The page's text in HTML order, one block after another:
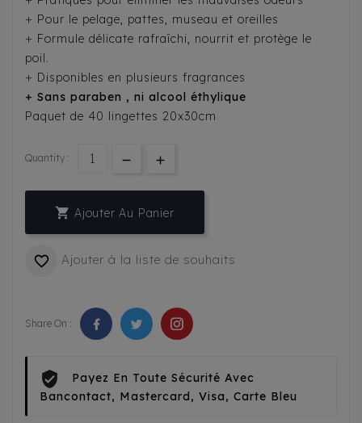
+ Pour le pelage, pattes, museau et oreilles
+ Formule délicate rafraîchi, nourrit et protège le
poil.
+ Disponibles en plusieurs fragrances
+ Sans paraben , ni alcool éthylique
Paquet de 40 lingettes 20x30cm
Quantity :
 Ajouter Au Panier
 Ajouter à la liste de souhaits
Share On :
Payez En Toute Sécurité Avec
Bancontact, Mastercard, Visa, Carte Bleu